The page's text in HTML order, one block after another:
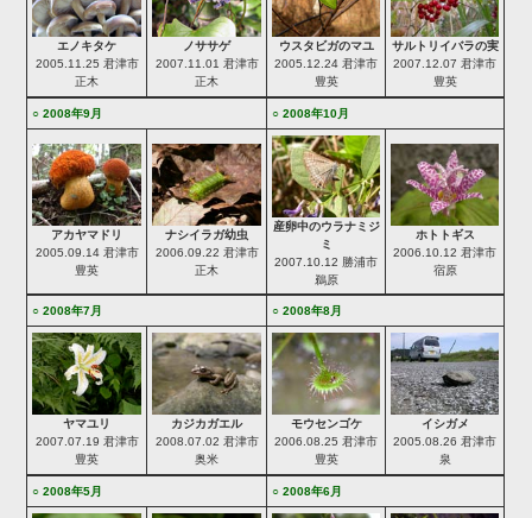
エノキタケ
2005.11.25 君津市
正木
ノササゲ
2007.11.01 君津市
正木
ウスタビガのマユ
2005.12.24 君津市
豊英
サルトリイバラの実
2007.12.07 君津市
豊英
○ 2008年9月 ○ 2008年10月
アカヤマドリ
2005.09.14 君津市
豊英
ナシイラガ幼虫
2006.09.22 君津市
正木
産卵中のウラナミジ
ミ
2007.10.12 勝浦市
鵜原
ホトトギス
2006.10.12 君津市
宿原
○ 2008年7月 ○ 2008年8月
ヤマユリ
2007.07.19 君津市
豊英
カジカガエル
2008.07.02 君津市
奥米
モウセンゴケ
2006.08.25 君津市
豊英
イシガメ
2005.08.26 君津市
泉
○ 2008年5月 ○ 2008年6月